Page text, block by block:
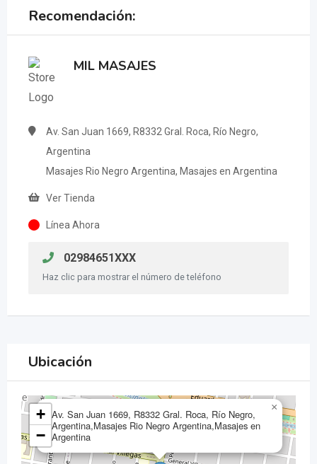
Recomendación:
MIL MASAJES
Av. San Juan 1669, R8332 Gral. Roca, Río Negro,
Argentina
Masajes Rio Negro Argentina, Masajes en Argentina
Ver Tienda
Línea Ahora
02984651XXX
Haz clic para mostrar el número de teléfono
Ubicación
Av. San Juan 1669, R8332 Gral. Roca, Río Negro,
Argentina,Masajes Rio Negro Argentina,Masajes en
Argentina
×
+
−